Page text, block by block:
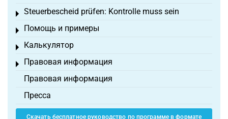
Steuerbescheid prüfen: Kontrolle muss sein
Toggle menu
Помощь и примеры
Toggle menu
Калькулятор
Toggle menu
Правовая информация
Toggle menu
Правовая информация
Пресса
Скачать бесплатное руководство по программе в формате